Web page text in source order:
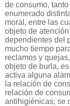
de consumo,
enumerado
moral, entre las
objeto de
dependientes del
mucho tiempo
reclamos y
objeto de burla,
activa alguna
la relación de
relación de
antihigiénicas; se